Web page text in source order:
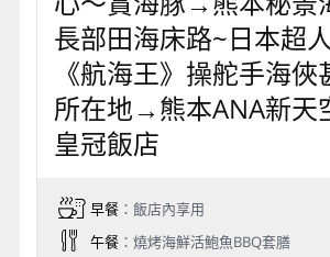
長部田海床路~日本超
《航海王》操舵手海俠
所在地→熊本ANA新天
皇冠飯店
早餐：飯店內享用
午餐：燒烤海鮮活鮑魚BBQ套膳